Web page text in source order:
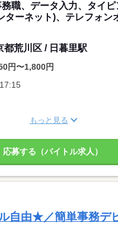
職、データ入力、タイ
ターネット)、テレフォン
都荒川区 / 日暮里駅
円〜1,800円
もっと見る
応募する（バイトル求人）
自由★／簡単事務デ